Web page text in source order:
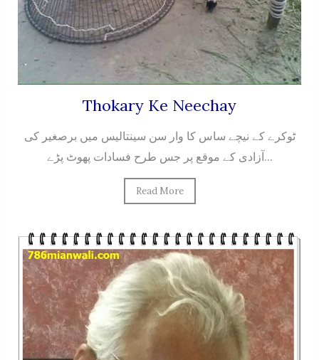
Thokary Ke Neechay
ٹوکرے کے نیچے ساس کا وار سن سینتالیس میں برصغیر کی
آزادی کے موقع پر جس طرح فسادات پهوٹ پڑے...
Read More